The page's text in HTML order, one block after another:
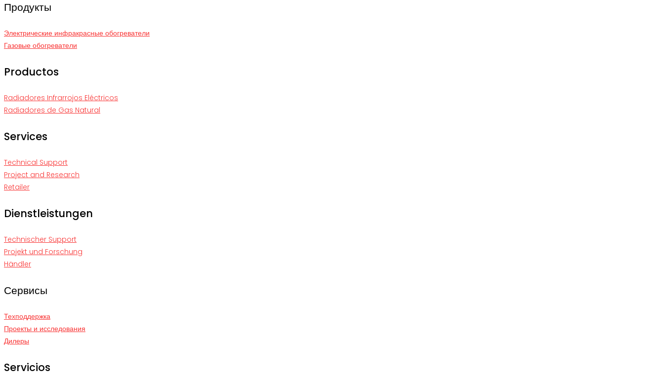
Продукты
Электрические инфракрасные обогреватели
Газовые обогреватели
Productos
Radiadores Infrarrojos Eléctricos
Radiadores de Gas Natural
Services
Technical Support
Project and Research
Retailer
Dienstleistungen
Technischer Support
Projekt und Forschung
Händler
Сервисы
Техподдержка
Проекты и исследования
Дилеры
Servicios